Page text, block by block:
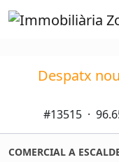
Despatx
#13515 ·
COMERCIAL A